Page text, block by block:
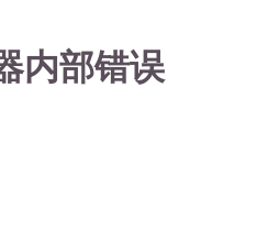
内部错误